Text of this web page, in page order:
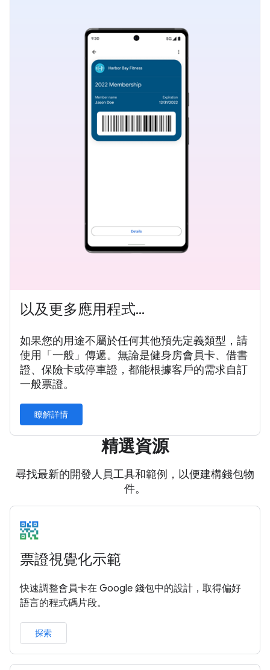
以及更多應用程式...
如果您的用途不屬於任何其他預先定義類型，請
使用「一般」傳遞。無論是健身房會員卡、借書
證、保險卡或停車證，都能根據客戶的需求自訂
一般票證。
瞭解詳情
精選資源
尋找最新的開發人員工具和範例，以便建構錢包物
件。
票證視覺化示範
快速調整會員卡在 Google 錢包中的設計，取得偏好
語言的程式碼片段。
探索